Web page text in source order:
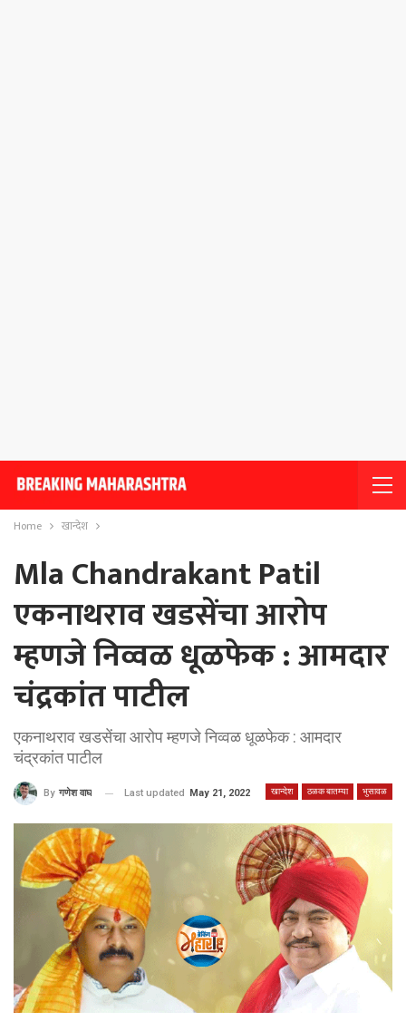
Home खान्देश
Mla Chandrakant Patil
एकनाथराव खडसेंचा आरोप
म्हणजे निव्वळ धूळफेक : आमदार
चंद्रकांत पाटील
एकनाथराव खडसेंचा आरोप म्हणजे निव्वळ धूळफेक : आमदार
चंद्रकांत पाटील
खान्देश ठळक बातम्या भुसावळ
By गणेश वाघ Last updated May 21, 2022